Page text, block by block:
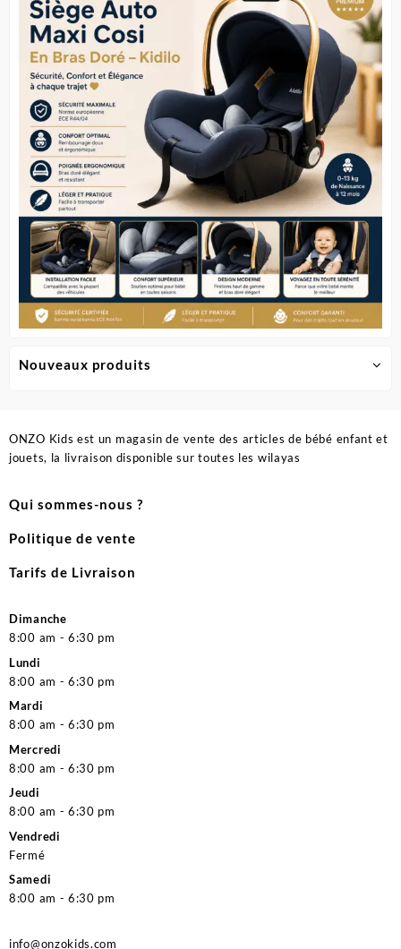
Nouveaux produits
ONZO Kids est un magasin de vente des articles de bébé enfant et
jouets, la livraison disponible sur toutes les wilayas
Qui sommes-nous ?
Politique de vente
Tarifs de Livraison
Dimanche
8:00 am - 6:30 pm
Lundi
8:00 am - 6:30 pm
Mardi
8:00 am - 6:30 pm
Mercredi
8:00 am - 6:30 pm
Jeudi
8:00 am - 6:30 pm
Vendredi
Fermé
Samedi
8:00 am - 6:30 pm
info@onzokids.com